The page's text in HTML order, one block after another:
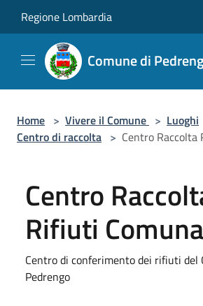
Regione Lombardia
Comune di
Home > Vivere il Comune > Luoghi
Centro di raccolta > Centro
Centro
Rifiuti
Centro di conferimento dei rifiuti del
Pedrengo